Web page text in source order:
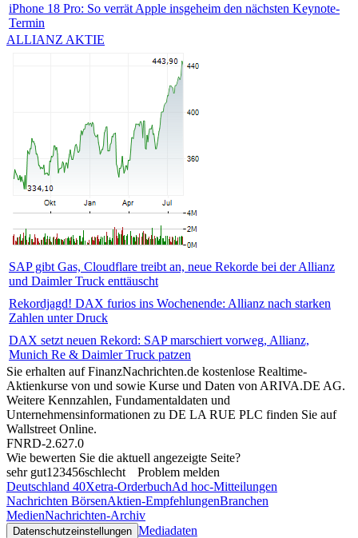
iPhone 18 Pro: So verrät Apple insgeheim den nächsten Keynote-
Termin
ALLIANZ AKTIE
SAP gibt Gas, Cloudflare treibt an, neue Rekorde bei der Allianz
und Daimler Truck enttäuscht
Rekordjagd! DAX furios ins Wochenende: Allianz nach starken
Zahlen unter Druck
DAX setzt neuen Rekord: SAP marschiert vorweg, Allianz,
Munich Re & Daimler Truck patzen
Sie erhalten auf FinanzNachrichten.de kostenlose Realtime-
Aktienkurse von und sowie Kurse und Daten von ARIVA.DE AG.
Weitere Kennzahlen, Fundamentaldaten und
Unternehmensinformationen zu DE LA RUE PLC finden Sie auf
Wallstreet Online.
FNRD-2.627.0
Wie bewerten Sie die aktuell angezeigte Seite?
sehr gut1 23456schlecht
Problem melden
Deutschland 40Xetra-OrderbuchAd hoc-Mitteilungen
Nachrichten BörsenAktien-EmpfehlungenBranchen
MedienNachrichten-Archiv
Datenschutzeinstellungen Mediadaten